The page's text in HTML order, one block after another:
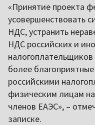
«Принятие проекта
усовершенствовать
НДС, устранить
НДС российских и
налогоплательщиков
более
российскими
физическим лицам
членов ЕАЭС», –
записке.